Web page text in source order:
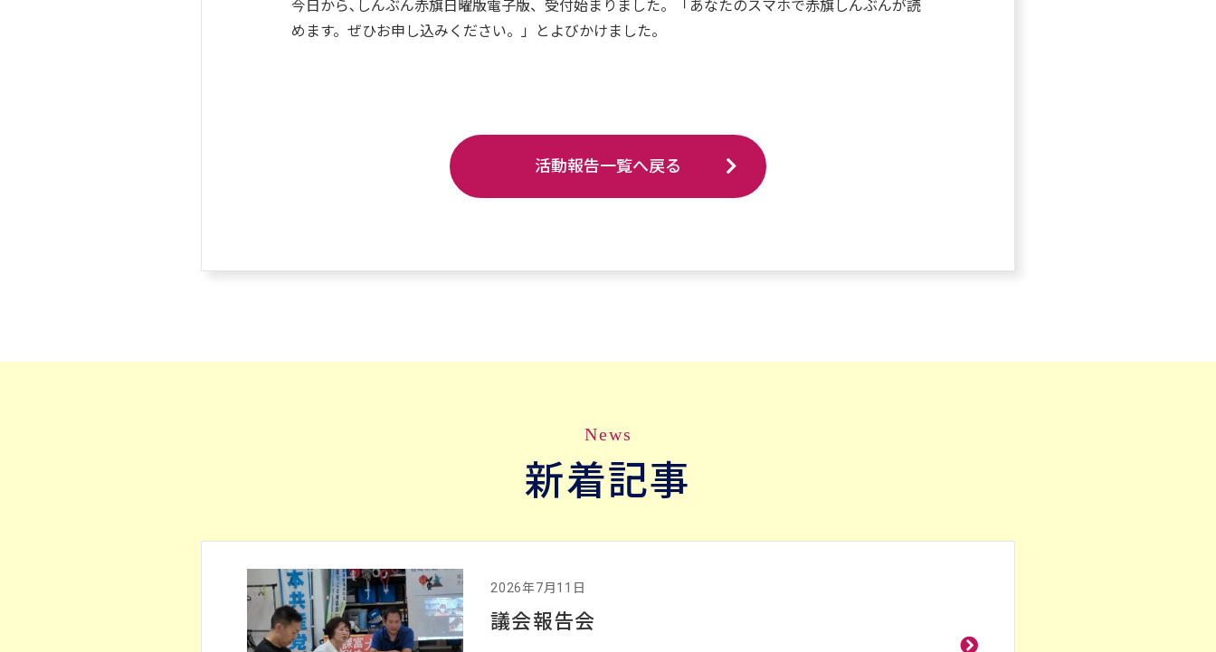
今日から､しんぶん赤旗日曜版電子版、受付始まりました。「あなたのスマホで赤旗しんぶんが読
めます。ぜひお申し込みください。」とよびかけました。
活動報告一覧へ戻る
News
新着記事
2026年7月11日
議会報告会